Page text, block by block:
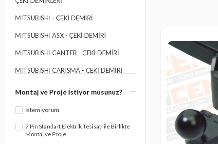
MITSUBISHI - ÇEKI DEMIRI
MITSUBISHI ASX - ÇEKI DEMIRI
MITSUBISHI CANTER - ÇEKI DEMIRI
MITSUBISHI CARISMA - ÇEKI DEMIRI
MITSUBISHI COLT - ÇEKI DEMIRI
MITSUBISHI L200 - ÇEKI DEMIRI
MITSUBISHI LANCER - ÇEKI DEMIRI
Montaj ve Proje İstiyor musunuz?
İstemiyorum
7 Pin Standart Elektrik Tesisatı ile Birlikte
Montaj ve Proje